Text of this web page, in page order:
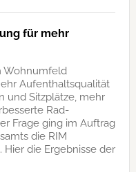
für mehr
Wohnumfeld
Aufenthaltsqualität
und Sitzplätze, mehr
Rad-
Frage ging im Auftrag
die RIM
die Ergebnisse der